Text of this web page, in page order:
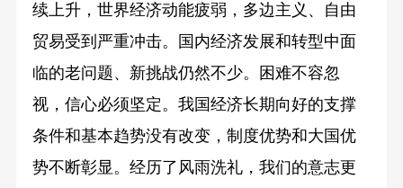
续上升，世界经济动能疲弱，多边主义、自由
贸易受到严重冲击。国内经济发展和转型中面
临的老问题、新挑战仍然不少。困难不容忽
视，信心必须坚定。我国经济长期向好的支撑
条件和基本趋势没有改变，制度优势和大国优
势不断彰显。经历了风雨洗礼，我们的意志更